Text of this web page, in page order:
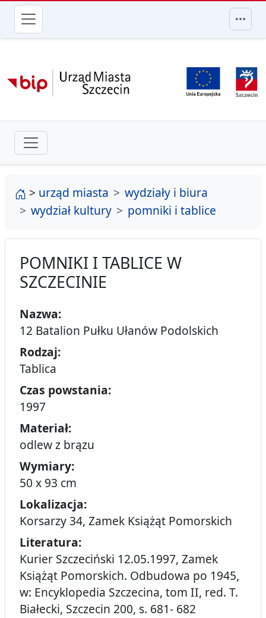
przejdź do głównego menu
strona główna
> urząd miasta
wydziały i biura
wydział kultury
pomniki i tablice
POMNIKI I TABLICE W
SZCZECINIE
Nazwa:
12 Batalion Pułku Ułanów Podolskich
Rodzaj:
Tablica
Czas powstania:
1997
Materiał:
odlew z brązu
Wymiary:
50 x 93 cm
Lokalizacja:
Korsarzy 34, Zamek Książąt Pomorskich
Literatura:
Kurier Szczeciński 12.05.1997, Zamek
Książąt Pomorskich. Odbudowa po 1945,
w: Encyklopedia Szczecina, tom II, red. T.
Białecki, Szczecin 200, s. 681- 682